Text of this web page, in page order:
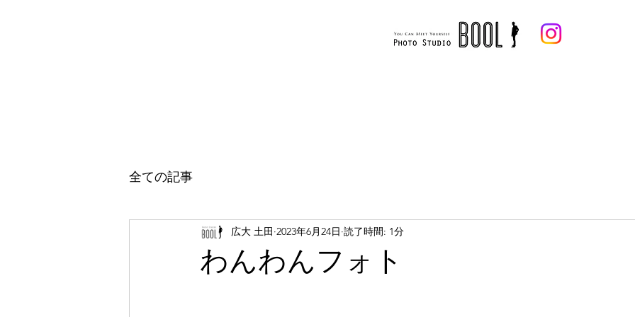
全ての記事
わんわんフォト
広大 土田 2023年6月24日 読了時間: 1分